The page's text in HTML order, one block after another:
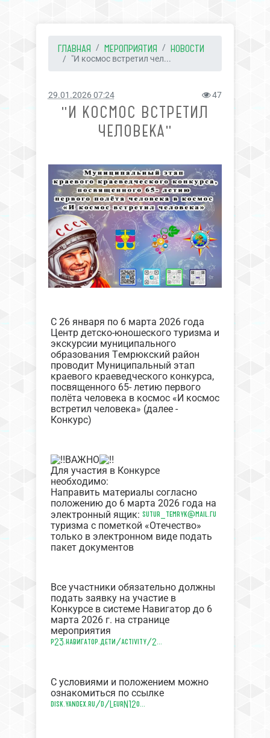
ГЛАВНАЯ МЕРОПРИЯТИЯ НОВОСТИ
"И космос встретил чел...
29.01.2026 07:24 47
"И КОСМОС ВСТРЕТИЛ
ЧЕЛОВЕКА"
С 26 января по 6 марта 2026 года
Центр детско-юношеского туризма и
экскурсии муниципального
образования Темрюкский район
проводит Муниципальный этап
краевого краеведческого конкурса,
посвященного 65- летию первого
полёта человека в космос «И космос
встретил человека» (далее -
Конкурс)
ВАЖНО
Для участия в Конкурсе
необходимо:
Направить материалы согласно
положению до 6 марта 2026 года на
электронный ящик: sutur_temryk@mail.гu
туризма с пометкой «Отечество»
только в электронном виде подать
пакет документов
Все участники обязательно должны
подать заявку на участие в
Конкурсе в системе Навигатор до 6
марта 2026 г. на странице
мероприятия
р23.навигатор.дети/activity/2...
С условиями и положением можно
ознакомиться по ссылке
disk.yandex.ru/d/LeurN12o...